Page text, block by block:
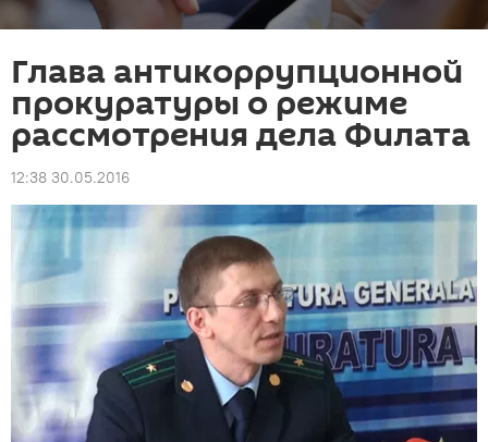
Глава антикоррупционной
прокуратуры о режиме
рассмотрения дела Филата
12:38 30.05.2016